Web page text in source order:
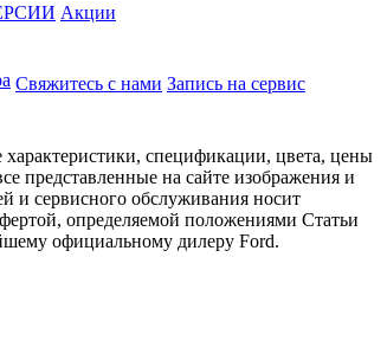
Акции
Свяжитесь с нами Запись на сервис
спецификации, цвета, цены
представленные на сайте изображения и
и сервисного обслуживания носит
определяемой положениями Статьи
официальному дилеру Ford.